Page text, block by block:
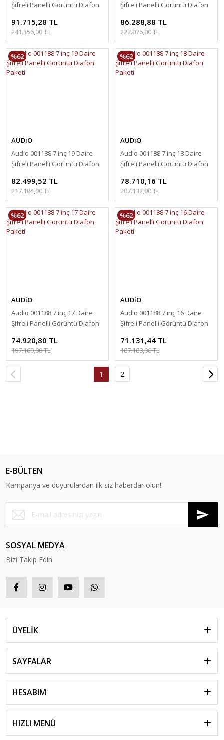
Şifreli Panelli Görüntü Diafon
91.715,28 TL
241.356,00 TL
Şifreli Panelli Görüntü Diafon
86.288,88 TL
227.076,00 TL
%62
AUDiO
Audio 001188 7 inç 19 Daire
Şifreli Panelli Görüntü Diafon
82.499,52 TL
217.104,00 TL
%62
AUDiO
Audio 001188 7 inç 18 Daire
Şifreli Panelli Görüntü Diafon
78.710,16 TL
207.132,00 TL
%62
AUDiO
Audio 001188 7 inç 17 Daire
Şifreli Panelli Görüntü Diafon
74.920,80 TL
197.160,00 TL
%62
AUDiO
Audio 001188 7 inç 16 Daire
Şifreli Panelli Görüntü Diafon
71.131,44 TL
187.188,00 TL
1 2
E-BÜLTEN
Kampanya ve duyurulardan ilk siz haberdar olun!
SOSYAL MEDYA
Bizi Takip Edin
ÜYELİK
SAYFALAR
HESABIM
HIZLI MENÜ